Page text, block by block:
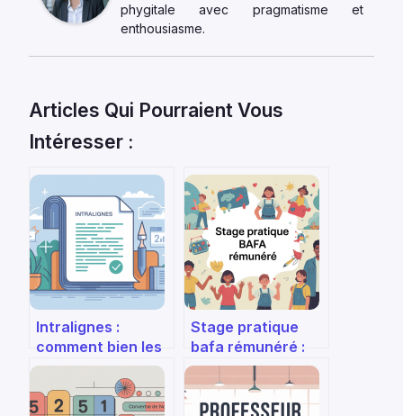
phygitale avec pragmatisme et
enthousiasme.
Articles Qui Pourraient Vous
Intéresser :
Intralignes :
comment bien les
utiliser en
bureautique et en
typographie
Stage pratique
bafa rémunéré :
comment trouver
une structure et
vos droits